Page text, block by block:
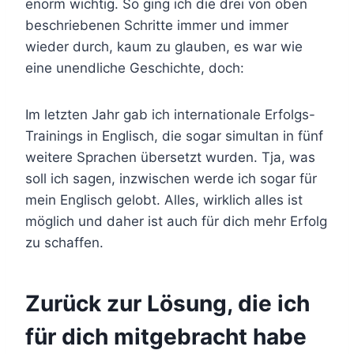
enorm wichtig. So ging ich die drei von oben
beschriebenen Schritte immer und immer
wieder durch, kaum zu glauben, es war wie
eine unendliche Geschichte, doch:
Im letzten Jahr gab ich internationale Erfolgs-
Trainings in Englisch, die sogar simultan in fünf
weitere Sprachen übersetzt wurden. Tja, was
soll ich sagen, inzwischen werde ich sogar für
mein Englisch gelobt. Alles, wirklich alles ist
möglich und daher ist auch für dich mehr Erfolg
zu schaffen.
Zurück zur Lösung, die ich
für dich mitgebracht habe